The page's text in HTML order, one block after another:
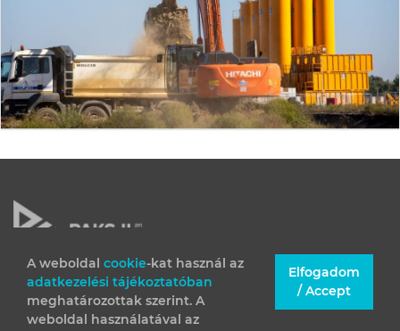
A weboldal cookie-kat használ az
adatkezelési tájékoztatóban
meghatározottak szerint. A
weboldal használatával az
Elfogadom
/ Accept
JOGI INFORMÁCIÓK
IMPRESSZUM